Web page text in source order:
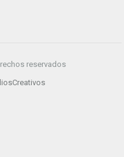
reservados